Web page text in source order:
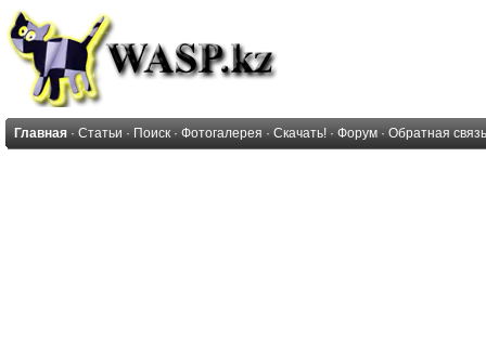
Главная · Статьи · Поиск · Фотогалерея · Скачать! · Форум · Обратная связь